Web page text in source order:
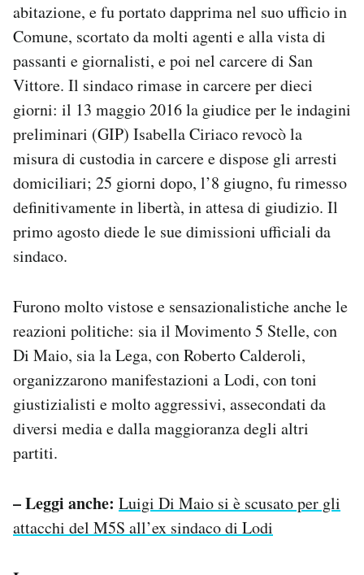
abitazione, e fu portato dapprima nel suo ufficio in
Comune, scortato da molti agenti e alla vista di
passanti e giornalisti, e poi nel carcere di San
Vittore. Il sindaco rimase in carcere per dieci
giorni: il 13 maggio 2016 la giudice per le indagini
preliminari (GIP) Isabella Ciriaco revocò la
misura di custodia in carcere e dispose gli arresti
domiciliari; 25 giorni dopo, l’8 giugno, fu rimesso
definitivamente in libertà, in attesa di giudizio. Il
primo agosto diede le sue dimissioni ufficiali da
sindaco.
Furono molto vistose e sensazionalistiche anche le
reazioni politiche: sia il Movimento 5 Stelle, con
Di Maio, sia la Lega, con Roberto Calderoli,
organizzarono manifestazioni a Lodi, con toni
giustizialisti e molto aggressivi, assecondati da
diversi media e dalla maggioranza degli altri
partiti.
– Leggi anche: Luigi Di Maio si è scusato per gli
attacchi del M5S all’ex sindaco di Lodi